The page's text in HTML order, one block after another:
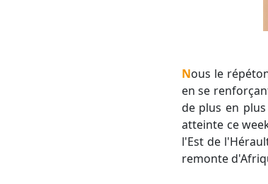
Nous le répétons depuis plusieurs jours : un solide anticyclone vient de gagner la France par l'Espagne tout
en se
de plus en
atteinte ce
l'Est de
remonte